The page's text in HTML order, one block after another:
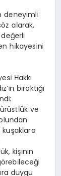
deneyimli
öz alarak,
hikayesini
Hakkı
bıraktığı
:
ve
kuşaklara
,kişinin
duygu